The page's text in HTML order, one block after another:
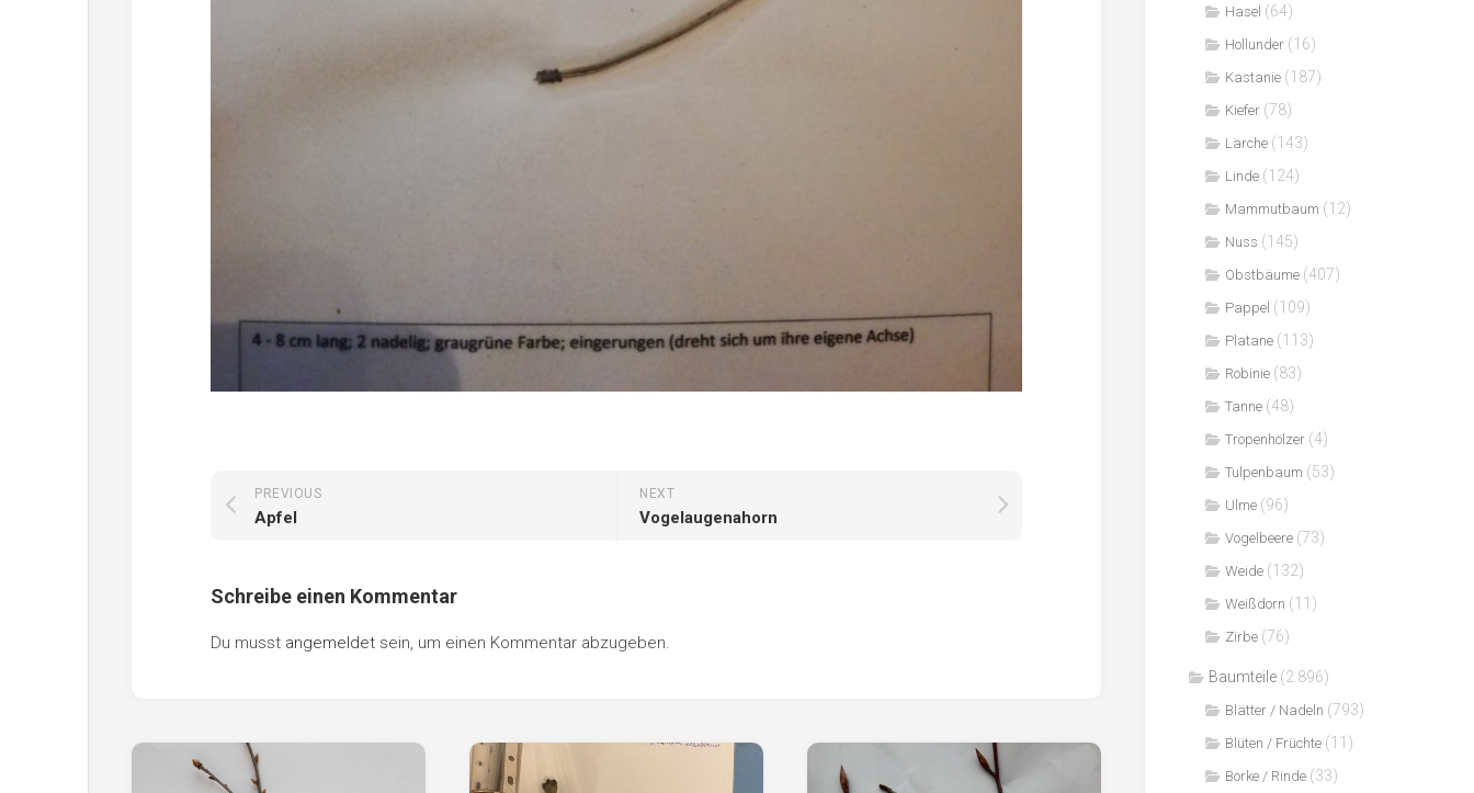
Weißdorn
Zirbe
NEXT
Vogelaugenahorn
PREVIOUS
Apfel
Schreibe einen Kommentar
Du musst angemeldet sein, um einen Kommentar abzugeben.
Hasel (64)
Hollunder (16)
Kastanie (187)
Kiefer (78)
Lärche (143)
Linde (124)
Mammutbaum (12)
Nuss (145)
Obstbäume (407)
Pappel (109)
Platane (113)
Robinie (83)
Tanne (48)
Tropenhölzer (4)
Tulpenbaum (53)
Ulme (96)
Vogelbeere (73)
Weide (132)
Weißdorn (11)
Zirbe (76)
Baumteile (2.896)
Blätter / Nadeln (793)
Blüten / Früchte (11)
Borke / Rinde (33)